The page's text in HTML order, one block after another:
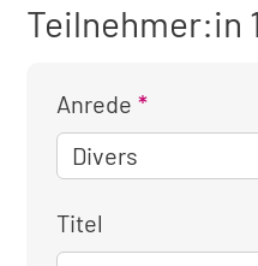
Teilnehmer:in 1
Anrede
Titel